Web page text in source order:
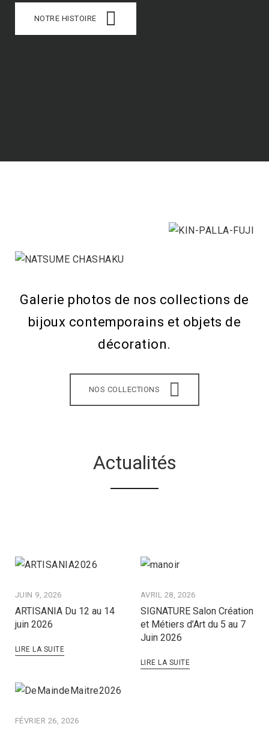
NOTRE HISTOIRE
Galerie photos de nos collections de
bijoux contemporains et objets de
décoration.
NOS COLLECTIONS
Actualités
JUIN 9, 2026
ARTISANIA Du 12 au 14
juin 2026
LIRE LA SUITE
AVRIL 28, 2026
SIGNATURE Salon Création
et Métiers d’Art du 5 au 7
Juin 2026
LIRE LA SUITE
FÉVRIER 26, 2026